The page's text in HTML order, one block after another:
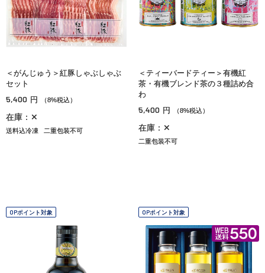
＜がんじゅう＞紅豚しゃぶしゃぶ
セット
5,400 円 （8%税込）
在庫：✕
送料込冷凍 二重包装不可
＜ティーバードティー＞有機紅
茶・有機ブレンド茶の３種詰め合
わ
5,400 円 （8%税込）
在庫：✕
二重包装不可
OPポイント対象 OPポイント対象